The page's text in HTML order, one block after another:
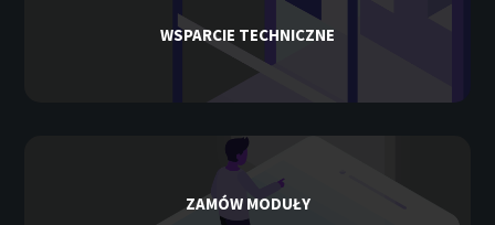
WSPARCIE TECHNICZNE
ZAMÓW MODUŁY